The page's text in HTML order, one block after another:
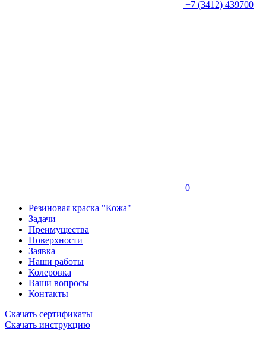
+7 (3412) 439700
0
Резиновая краска "Кожа"
Задачи
Преимущества
Поверхности
Заявка
Наши работы
Колеровка
Ваши вопросы
Контакты
Скачать сертификаты
Скачать инструкцию